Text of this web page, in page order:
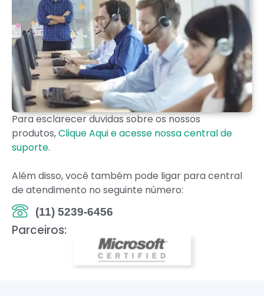
Para esclarecer duvidas sobre os nossos
produtos,Clique Aqui e acesse nossa central de
suporte.
Além disso, você também pode ligar para central
de atendimento no seguinte número:
(11) 5239-6456
Parceiros: